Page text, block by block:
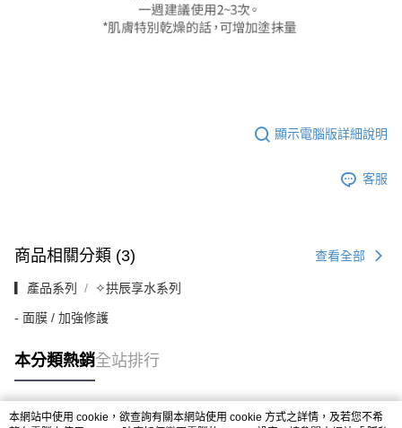
顯示電腦版詳細說明
客服
商品相關分類 (3) 查看全部
▎產品系列 ✧拱辰享水系列
- 面膜 / 加強修護
本分類熱銷全站排行
本網站中使用 cookie，欲查詢有關本網站使用 cookie 方式之詳情，及若您不希